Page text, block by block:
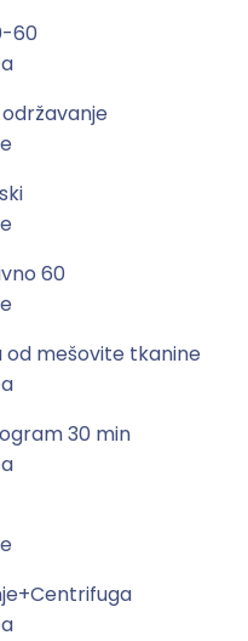
60
60
od mešovite tkanine
30 min